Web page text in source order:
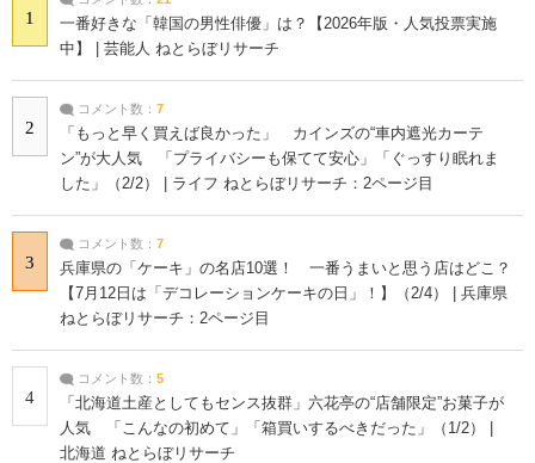
1
一番好きな「韓国の男性俳優」は？【2026年版・人気投票実施
中】 | 芸能人 ねとらぼリサーチ
2
コメント数： 7
「もっと早く買えば良かった」 カインズの“車内遮光カーテ
ン”が大人気 「プライバシーも保てて安心」「ぐっすり眠れま
した」（2/2） | ライフ ねとらぼリサーチ：2ページ目
3
コメント数： 7
兵庫県の「ケーキ」の名店10選！ 一番うまいと思う店はどこ？
【7月12日は「デコレーションケーキの日」！】（2/4） | 兵庫県
ねとらぼリサーチ：2ページ目
4
コメント数： 5
「北海道土産としてもセンス抜群」六花亭の“店舗限定”お菓子が
人気 「こんなの初めて」「箱買いするべきだった」（1/2） |
北海道 ねとらぼリサーチ